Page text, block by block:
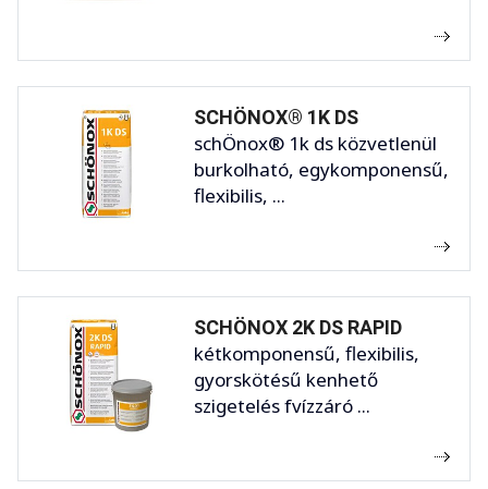
SCHÖNOX® 1K DS
schÖnox® 1k ds közvetlenül
burkolható, egykomponensű,
flexibilis, ...
SCHÖNOX 2K DS RAPID
kétkomponensű, flexibilis,
gyorskötésű kenhető
szigetelés fvízzáró ...